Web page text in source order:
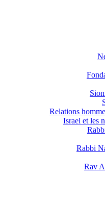
Relations
Israel et les
Rabbi